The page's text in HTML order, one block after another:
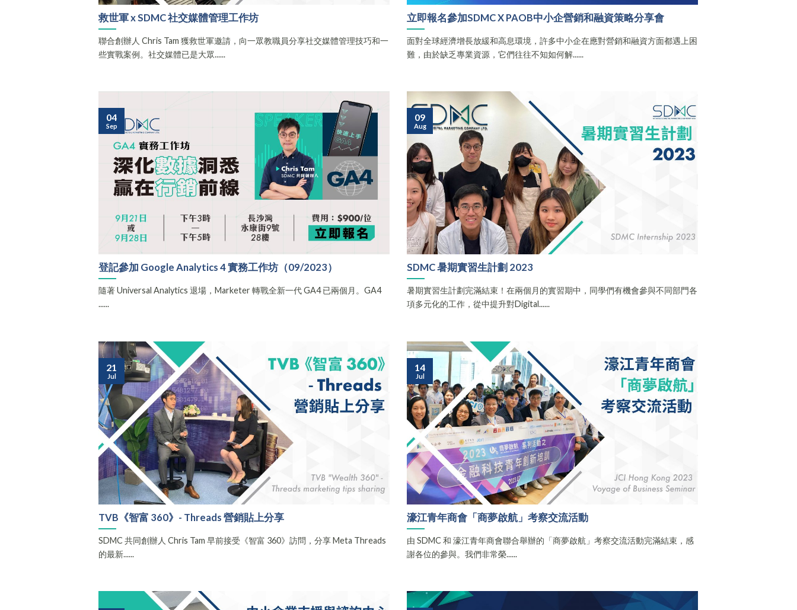
救世軍 x SDMC 社交媒體管理工作坊
聯合創辦人 Chris Tam 獲救世軍邀請，向一眾教職員分享社交媒體管理技巧和一
些實戰案例。社交媒體已是大眾......
立即報名參加SDMC X PAOB中小企營銷和融資策略分享會
面對全球經濟增長放緩和高息環境，許多中小企在應對營銷和融資方面都遇上困
難，由於缺乏專業資源，它們往往不知如何解......
登記參加 Google Analytics 4 實務工作坊（09/2023）
隨著 Universal Analytics 退場，Marketer 轉戰全新一代 GA4 已兩個月。GA4
......
04
Sep
SDMC 暑期實習生計劃 2023
暑期實習生計劃完滿結束！在兩個月的實習期中，同學們有機會參與不同部門各
項多元化的工作，從中提升對Digital......
09
Aug
TVB《智富 360》- Threads 營銷貼上分享
SDMC 共同創辦人 Chris Tam 早前接受《智富 360》訪問，分享 Meta Threads
的最新......
21
Jul
濠江青年商會「商夢啟航」考察交流活動
由 SDMC 和 濠江青年商會聯合舉辦的「商夢啟航」考察交流活動完滿結束，感
謝各位的參與。我們非常榮......
14
Jul